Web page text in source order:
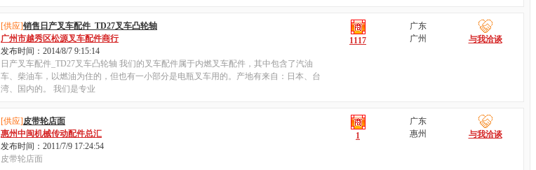
[供应]销售日产叉车配件_TD27叉车凸轮轴
广州市越秀区松源叉车配件商行
发布时间：2014/8/7 9:15:14
日产叉车配件_TD27叉车凸轮轴 我们的叉车配件属于内燃叉车配件，其中包含了汽油
车、柴油车，以燃油为住的，但也有一小部分是电瓶叉车用的。产地有来自：日本、台
湾、国内的。 我们是专业
1117
广东
广州
与我洽谈
[供应]皮带轮店面
惠州中闽机械传动配件总汇
发布时间：2011/7/9 17:24:54
皮带轮店面
1
广东
惠州
与我洽谈